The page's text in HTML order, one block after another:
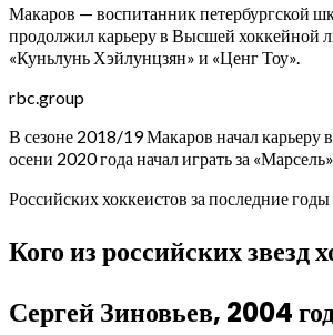
Макаров — воспитанник петербургской
продолжил карьеру в Высшей хоккейной
«Куньлунь Хэйлунцзян» и «Ценг Тоу».
rbc.group
В сезоне 2018/19 Макаров начал карьеру
осени 2020 года начал играть за
Российских хоккеистов за последние
Кого из российских звезд
Сергей Зиновьев, 2004